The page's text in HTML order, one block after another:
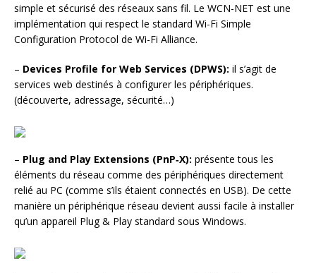
simple et sécurisé des réseaux sans fil. Le WCN-NET est une
implémentation qui respect le standard Wi-Fi Simple
Configuration Protocol de Wi-Fi Alliance.
– Devices Profile for Web Services (DPWS): il s’agit de
services web destinés à configurer les périphériques.
(découverte, adressage, sécurité…)
– Plug and Play Extensions (PnP‑X): présente tous les
éléments du réseau comme des périphériques directement
relié au PC (comme s’ils étaient connectés en USB). De cette
manière un périphérique réseau devient aussi facile à installer
qu’un appareil Plug & Play standard sous Windows.